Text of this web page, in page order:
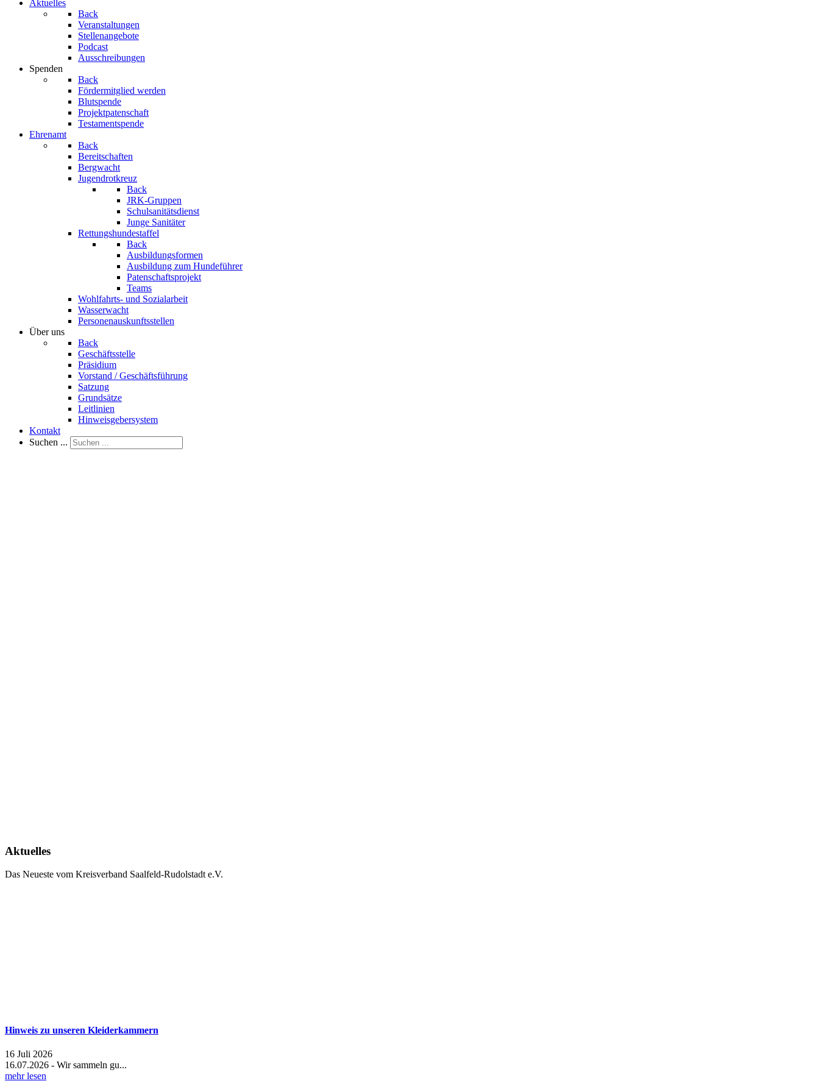
Aktuelles
Back
Veranstaltungen
Stellenangebote
Podcast
Ausschreibungen
Spenden
Back
Fördermitglied werden
Blutspende
Projektpatenschaft
Testamentspende
Ehrenamt
Back
Bereitschaften
Bergwacht
Jugendrotkreuz
Back
JRK-Gruppen
Schulsanitätsdienst
Junge Sanitäter
Rettungshundestaffel
Back
Ausbildungsformen
Ausbildung zum Hundeführer
Patenschaftsprojekt
Teams
Wohlfahrts- und Sozialarbeit
Wasserwacht
Personenauskunftsstellen
Über uns
Back
Geschäftsstelle
Präsidium
Vorstand / Geschäftsführung
Satzung
Grundsätze
Leitlinien
Hinweisgebersystem
Kontakt
Suchen ...
Aktuelles
Das Neueste vom Kreisverband Saalfeld-Rudolstadt e.V.
Hinweis zu unseren Kleiderkammern
16 Juli 2026
16.07.2026 - Wir sammeln gu...
mehr lesen